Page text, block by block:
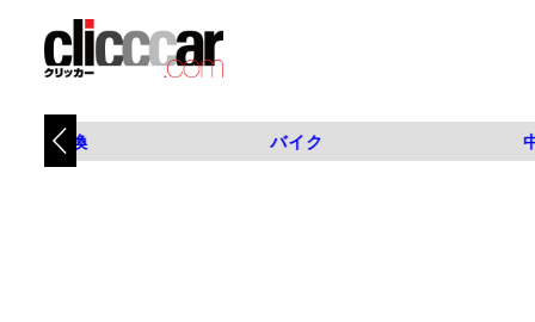
タイヤ交換 バイク